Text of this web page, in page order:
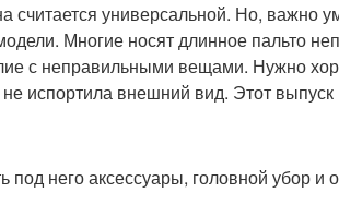
универсальной. Но, важно
Многие носят длинное пальто
с неправильными вещами. Нужно
испортила внешний вид. Этот
него аксессуары, головной убор и